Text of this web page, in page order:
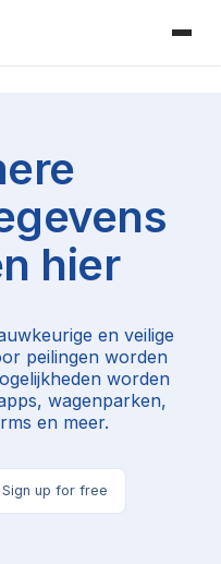
hier
en veilige
peilingen worden
worden
wagenparken,
en meer.
Sign up for free